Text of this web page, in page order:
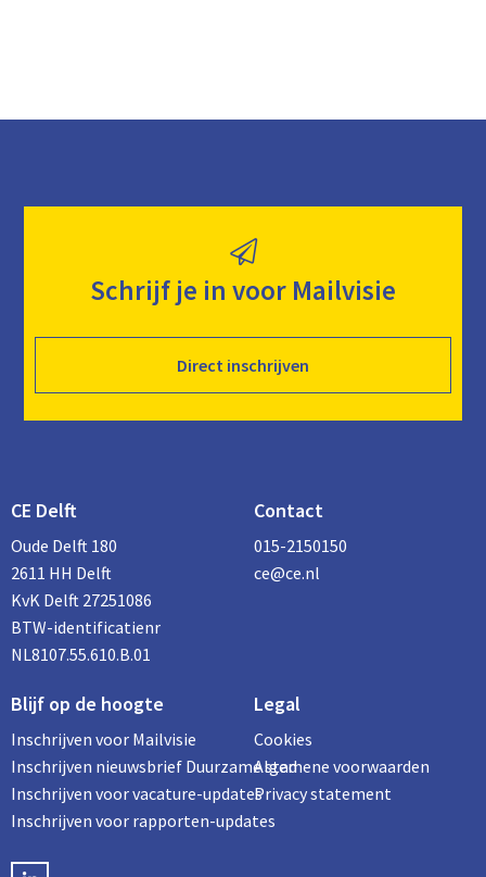
Schrijf je in voor Mailvisie
Direct inschrijven
CE Delft
Oude Delft 180
2611 HH Delft
KvK Delft 27251086
BTW-identificatienr
NL8107.55.610.B.01
Contact
015-2150150
ce@ce.nl
Blijf op de hoogte
Inschrijven voor Mailvisie
Inschrijven nieuwsbrief Duurzame stad
Inschrijven voor vacature-updates
Inschrijven voor rapporten-updates
Legal
Cookies
Algemene voorwaarden
Privacy statement